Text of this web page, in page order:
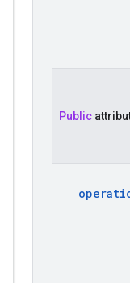
Public